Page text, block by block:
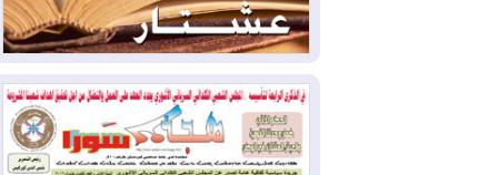
2026-07-31أتروشي: قرار السلم والحرب
في العراق "مختطف" وخارج سيطرة
الحكومة
2026-07-31
50 درجة مئوية في 5
محافظات.. العراق على موعد مع موجة حر
السبت